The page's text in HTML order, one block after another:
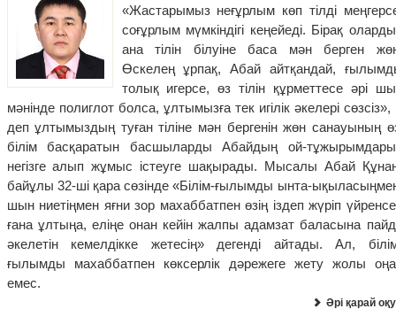
«Жастарымыз неғұрлым көп тілді
соғұрлым мүмкіндігі кеңейеді. Бірақ
ана тілін білуіне баса мән берген
Өскелең ұрпақ, Абай айтқандай,
толық игерсе, өз тілін құрметтесе әрі
мәнінде полиглот болса, ұлтымызға тек игілік әкелері сөзсіз»,
деп ұлтымыздың туған тіліне мән бергенін жөн санауының
білім басқаратын басшыларды Абайдың ой-
негізге алып жұмыс істеуге шақырады. Мысалы Абай
байұлы 32-ші қара сөзінде «Білім-ғылымды ынта-
шын ниетіңмен яғни зор махаббатпен өзің іздеп жүріп
ғана ұлтыңа, еліңе онан кейін жалпы адамзат баласына
әкелетін кемелдікке жетесің» дегенді айтады. Ал,
ғылымды махаббатпен көксерлік дәрежеге жету жолы
емес.
Әрі қарай оқу